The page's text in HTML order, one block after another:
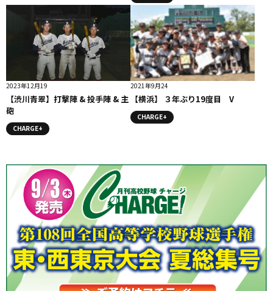
2023年12月19
【渋川青翠】打撃陣 & 投手陣 & 主
砲
CHARGE+
2021年9月24
【横浜】 ３年ぶり19度目 V
CHARGE+